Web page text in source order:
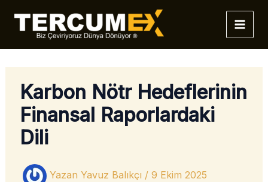
atla
Karbon Nötr Hedeflerinin
Finansal Raporlardaki
Dili
Yazan Yavuz Balıkçı / 9 Ekim 2025